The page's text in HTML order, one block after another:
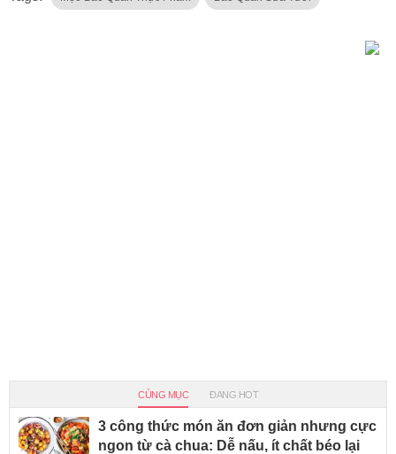
CÙNG MỤC ĐANG HOT
3 công thức món ăn đơn giản nhưng cực
ngon từ cà chua: Dễ nấu, ít chất béo lại